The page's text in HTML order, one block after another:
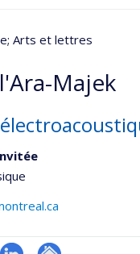
; Arts et lettres
Majek